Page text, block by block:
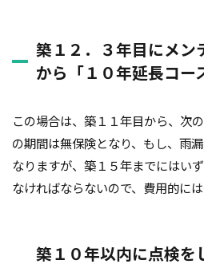
築１２．３年目にメン
から「１０年延長コー
この場合は、築１１年目から、次
の期間は無保険となり、もし、雨
なりますが、築１５年までにはい
なければならないので、費用的に
築１０年以内に点検を